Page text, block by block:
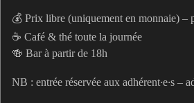
💰 Prix libre (uniquement en monnaie) –
☕️ Café & thé toute la journée
🍻 Bar à partir de 18h
NB : entrée réservée aux adhérent·e·s –